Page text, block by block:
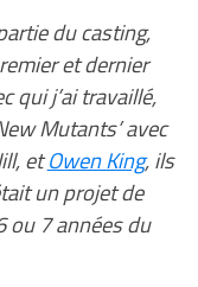
du casting,
et dernier
qui j’ai travaillé,
Mutants’ avec
etOwen King, ils
un projet de
ou 7 années du